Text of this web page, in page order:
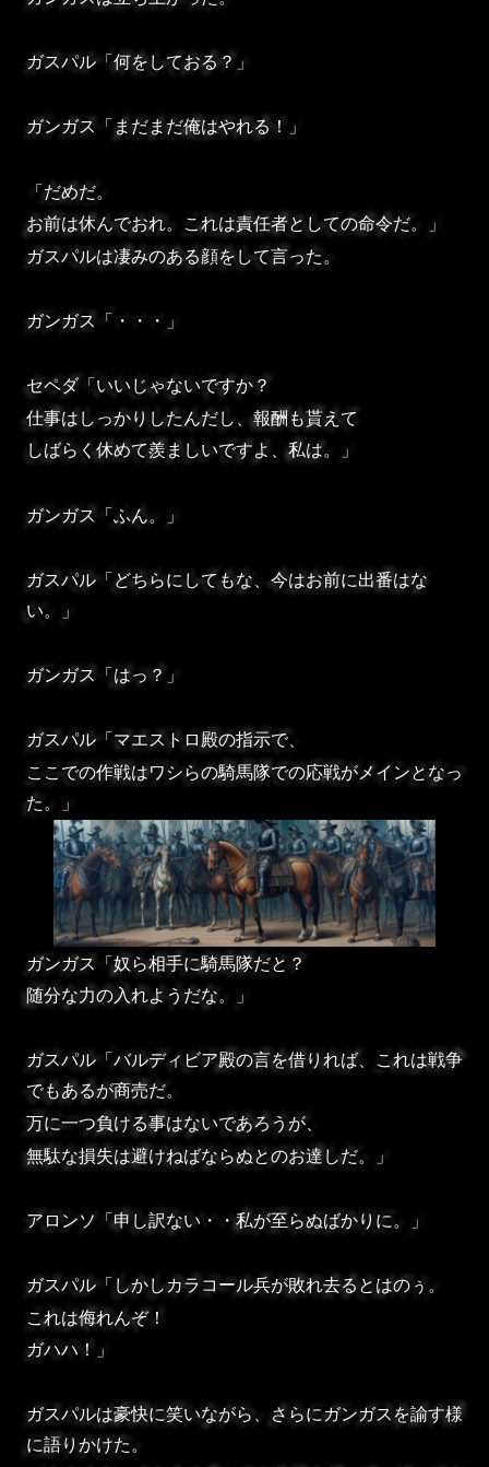
ガスパル「何をしておる？」
ガンガス「まだまだ俺はやれる！」
「だめだ。
お前は休んでおれ。これは責任者としての命令だ。」
ガスパルは凄みのある顔をして言った。
ガンガス「・・・」
セペダ「いいじゃないですか？
仕事はしっかりしたんだし、報酬も貰えて
しばらく休めて羨ましいですよ、私は。」
ガンガス「ふん。」
ガスパル「どちらにしてもな、今はお前に出番はな
い。」
ガンガス「はっ？」
ガスパル「マエストロ殿の指示で、
ここでの作戦はワシらの騎馬隊での応戦がメインとなっ
た。」
ガンガス「奴ら相手に騎馬隊だと？
随分な力の入れようだな。」
ガスパル「バルディビア殿の言を借りれば、これは戦争
でもあるが商売だ。
万に一つ負ける事はないであろうが、
無駄な損失は避けねばならぬとのお達しだ。」
アロンソ「申し訳ない・・私が至らぬばかりに。」
ガスパル「しかしカラコール兵が敗れ去るとはのぅ。
これは侮れんぞ！
ガハハ！」
ガスパルは豪快に笑いながら、さらにガンガスを諭す様
に語りかけた。